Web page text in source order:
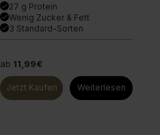
done 27 g Protein
done Wenig Zucker & Fett
done 3 Standard-Sorten
ab 11,99€
Jetzt Kaufen Weiterlesen